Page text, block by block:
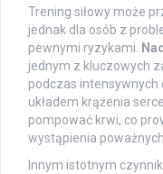
Trening siłowy może
jednak dla osób z
pewnymi ryzykami.
jednym z kluczowych
podczas intensywnych
układem krążenia
pompować krwi, co
wystąpienia
Innym istotnym